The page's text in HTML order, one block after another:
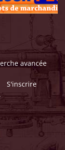
avancée
S'inscrire